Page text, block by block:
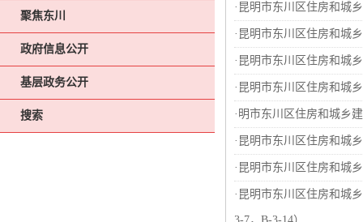
聚焦东川
政府信息公开
基层政务公开
搜索
· 昆明市东川区住房和城
· 昆明市东川区住房和城
· 昆明市东川区住房和城
· 昆明市东川区住房和城
· 明市东川区住房和城乡
· 昆明市东川区住房和城
· 昆明市东川区住房和城
· 昆明市东川区住房和城